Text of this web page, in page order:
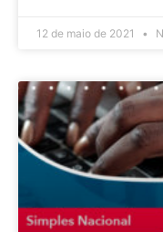
12 de maio de 2021